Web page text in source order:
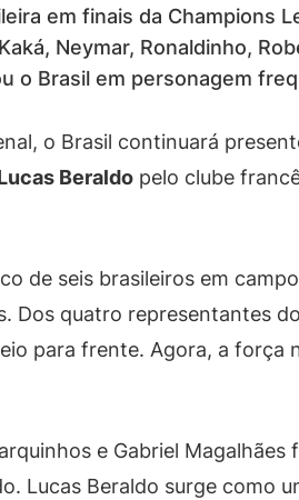
em finais da Champions
Neymar, Ronaldinho,
o Brasil em personagem
o Brasil continuará
Beraldo pelo clube
de seis brasileiros em
Dos quatro representantes
para frente. Agora, a
e Gabriel
Lucas Beraldo surge como